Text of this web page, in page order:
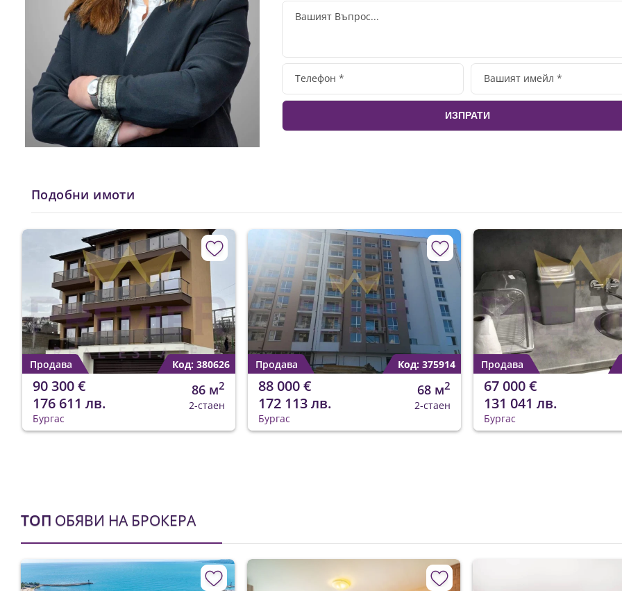
Подобни имоти
Продава Код: 380626
90 300 €
176 611 лв.
86 м2
2-стаен
Бургас
Продава Код: 375914
88 000 €
172 113 лв.
68 м2
2-стаен
Бургас
Продава
67 000 €
131 041 лв.
Бургас
ТОП ОБЯВИ НА БРОКЕРА